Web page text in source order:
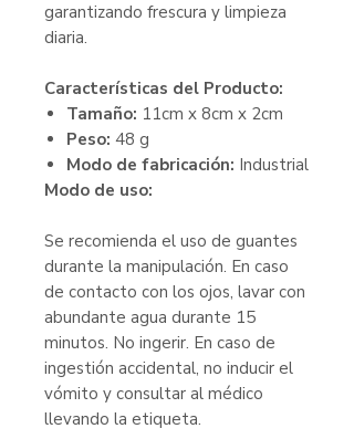
garantizando frescura y limpieza
diaria.
Características del Producto:
Tamaño: 11cm x 8cm x 2cm
Peso: 48 g
Modo de fabricación: Industrial
Modo de uso:
Se recomienda el uso de guantes
durante la manipulación. En caso
de contacto con los ojos, lavar con
abundante agua durante 15
minutos. No ingerir. En caso de
ingestión accidental, no inducir el
vómito y consultar al médico
llevando la etiqueta.